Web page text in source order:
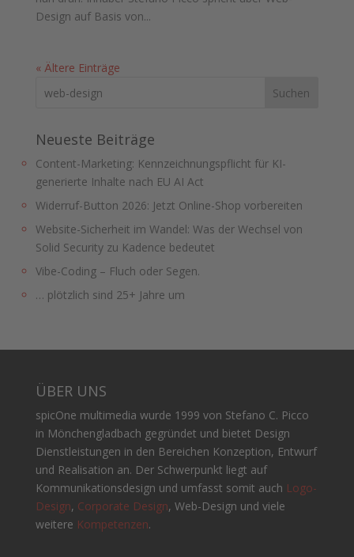
Design auf Basis von...
« Ältere Einträge
Neueste Beiträge
Content-Marketing: Kennzeichnungspflicht für KI-
generierte Inhalte nach EU AI Act
Widerruf-Button 2026: Jetzt Online-Shop vorbereiten
Website-Sicherheit im Wandel: Was der Wechsel von
Solid Security zu Kadence bedeutet
Vibe-Coding – Fluch oder Segen.
… plötzlich sind 25+ Jahre um
ÜBER UNS
spicOne multimedia wurde 1999 von Stefano C. Picco
in Mönchengladbach gegründet und bietet Design
Dienstleistungen in den Bereichen Konzeption, Entwurf
und Realisation an. Der Schwerpunkt liegt auf
Kommunikationsdesign und umfasst somit auch Logo-
Design, Corporate Design, Web-Design und viele
weitere Kompetenzen.